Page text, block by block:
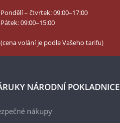
Pondělí – čtvrtek: 09:00–17:00
Pátek: 09:00–15:00
(cena volání je podle Vašeho tarifu)
NÁRODNÍ POKLADNICE
nákupy